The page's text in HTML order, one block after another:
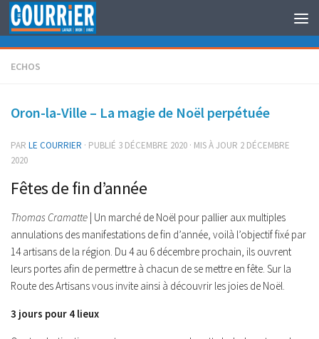
Au dessous du contenu
ECHOS
Oron-la-Ville – La magie de Noël perpétuée
PAR LE COURRIER · PUBLIÉ 3 DÉCEMBRE 2020 · MIS À JOUR 2 DÉCEMBRE
2020
Fêtes de fin d’année
Thomas Cramatte | Un marché de Noël pour pallier aux multiples
annulations des manifestations de fin d’année, voilà l’objectif fixé par
14 artisans de la région. Du 4 au 6 décembre prochain, ils ouvrent
leurs portes afin de permettre à chacun de se mettre en fête. Sur la
Route des Artisans vous invite ainsi à découvrir les joies de Noël.
3 jours pour 4 lieux